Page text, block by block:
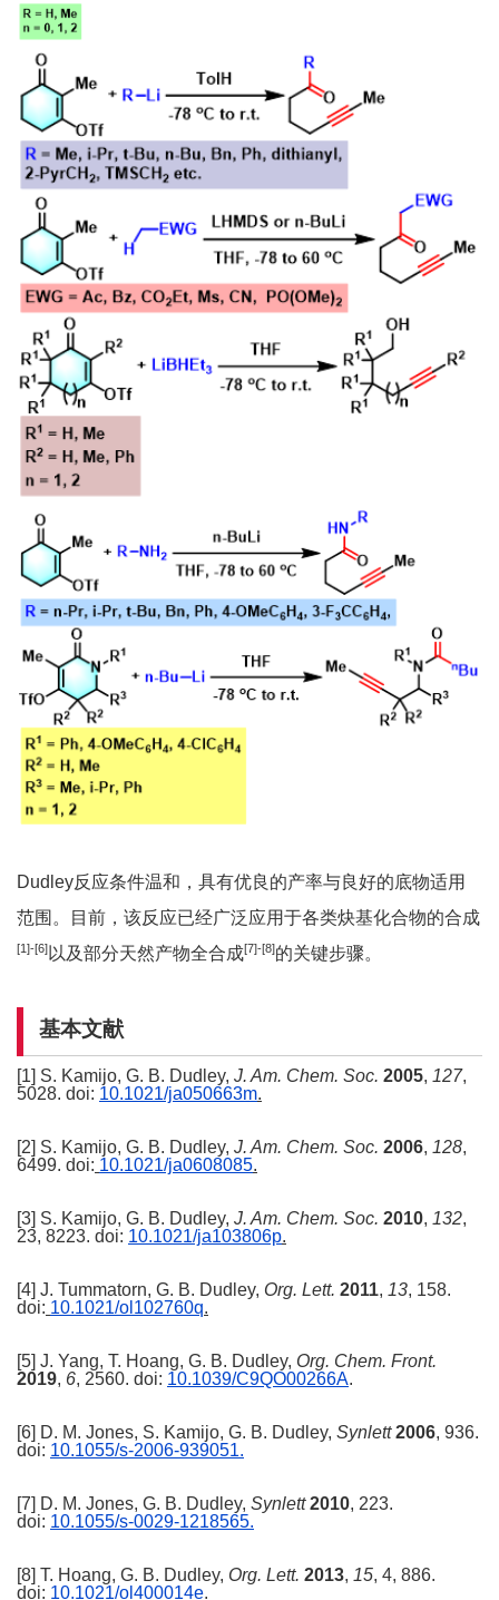
Dudley反应条件温和，具有优良的产率与良好的底物适用
范围。目前，该反应已经广泛应用于各类炔基化合物的合成
[1]-[6] 以及部分天然产物全合成[7]-[8]的关键步骤。
基本文献
[1] S. Kamijo, G. B. Dudley, J. Am. Chem. Soc. 2005, 127,
5028. doi: 10.1021/ja050663m.
[2] S. Kamijo, G. B. Dudley, J. Am. Chem. Soc. 2006, 128,
6499. doi: 10.1021/ja0608085.
[3] S. Kamijo, G. B. Dudley, J. Am. Chem. Soc. 2010, 132,
23, 8223. doi: 10.1021/ja103806p.
[4] J. Tummatorn, G. B. Dudley, Org. Lett. 2011, 13, 158.
doi: 10.1021/ol102760q.
[5] J. Yang, T. Hoang, G. B. Dudley, Org. Chem. Front.
2019, 6, 2560. doi: 10.1039/C9QO00266A.
[6] D. M. Jones, S. Kamijo, G. B. Dudley, Synlett 2006, 936.
doi: 10.1055/s-2006-939051.
[7] D. M. Jones, G. B. Dudley, Synlett 2010, 223.
doi: 10.1055/s-0029-1218565.
[8] T. Hoang, G. B. Dudley, Org. Lett. 2013, 15, 4, 886.
doi: 10.1021/ol400014e.